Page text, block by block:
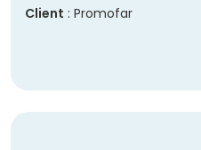
Client : Promofar